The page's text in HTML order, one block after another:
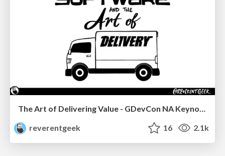
The Art of Delivering Value - GDevCon NA Keynote
reverentgeek
16 2.1k